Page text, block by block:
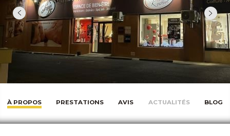
À PROPOS PRESTATIONS AVIS ACTUALITÉS BLOG